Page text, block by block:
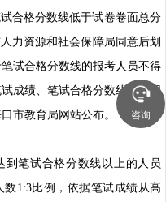
合格分数线低于试卷卷面总分
力资源和社会保障局同意后划
试合格分数线的报考人员不得
成绩、笔试合格分数线及入围
市教育局网站公布。
到笔试合格分数线以上的人员
1:3比例，依据笔试成绩从高
咨询